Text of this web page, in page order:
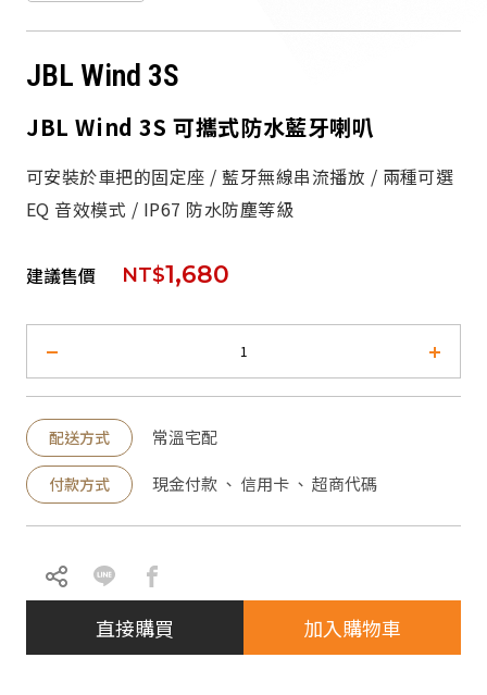
JBL Wind 3S
JBL Wind 3S 可攜式防水藍牙喇叭
可安裝於車把的固定座 / 藍牙無線串流播放 / 兩種可選
EQ 音效模式 / IP67 防水防塵等級
建議售價 NT$1,680
配送方式 常溫宅配
付款方式 現金付款 、 信用卡 、 超商代碼
直接購買 加入購物車